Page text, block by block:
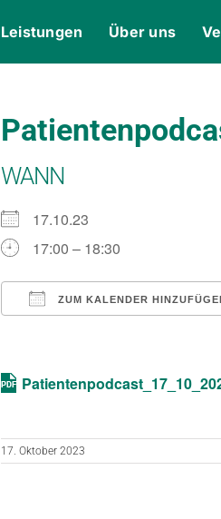
Leistungen Über uns
WANN
17.10.23
17:00 – 18:30
ZUM KALENDER
17. Oktober 2023